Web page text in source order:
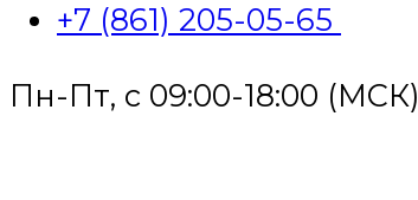
+7 (861) 205-05-65
Пн-Пт, с 09:00-18:00 (МСК)